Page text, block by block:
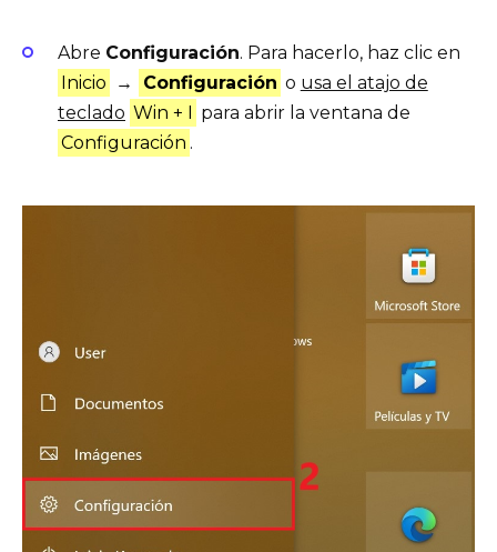
Abre Configuración. Para hacerlo, haz clic en
Inicio
→ Configuración o usa el atajo de
teclado Win + I para abrir la ventana de
Configuración .